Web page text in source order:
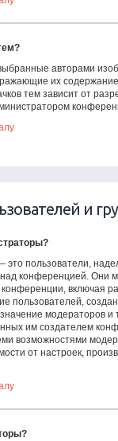
авторами
их
тем зависит от
и
это пользователи,
конференцией. Они
включая
пользователей,
модераторов и
им создателем
возможностями
от настроек,